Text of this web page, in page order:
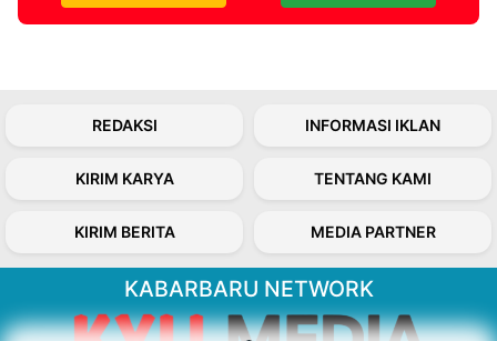
REDAKSI INFORMASI IKLAN
KIRIM KARYA TENTANG KAMI
KIRIM BERITA MEDIA PARTNER
KABARBARU NETWORK